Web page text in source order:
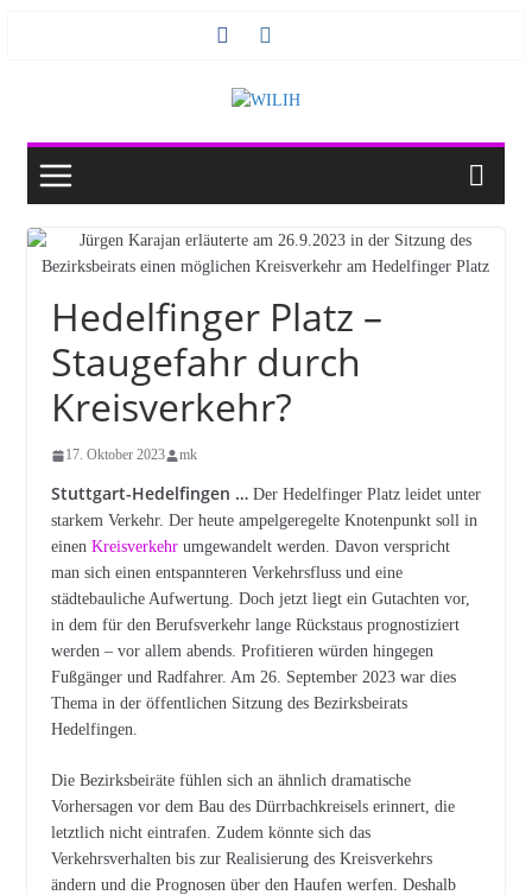
Hedelfinger Platz –
Staugefahr durch
Kreisverkehr?
17. Oktober 2023 mk
Stuttgart-Hedelfingen …Der Hedelfinger Platz leidet unter
starkem Verkehr. Der heute ampelgeregelte Knotenpunkt soll in
einen Kreisverkehrumgewandelt werden. Davon verspricht
man sich einen entspannteren Verkehrsfluss und eine
städtebauliche Aufwertung. Doch jetzt liegt ein Gutachten vor,
in dem für den Berufsverkehr lange Rückstaus prognostiziert
werden – vor allem abends. Profitieren würden hingegen
Fußgänger und Radfahrer. Am 26. September 2023 war dies
Thema in der öffentlichen Sitzung des Bezirksbeirats
Hedelfingen.
Die Bezirksbeiräte fühlen sich an ähnlich dramatische
Vorhersagen vor dem Bau des Dürrbachkreisels erinnert, die
letztlich nicht eintrafen. Zudem könnte sich das
Verkehrsverhalten bis zur Realisierung des Kreisverkehrs
ändern und die Prognosen über den Haufen werfen. Deshalb